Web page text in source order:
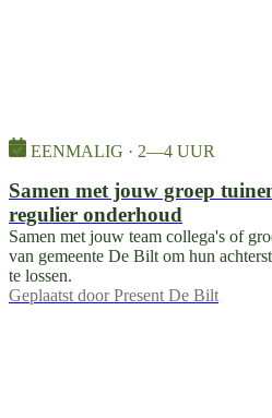
EENMALIG · 2—4 UUR
Samen met jouw groep
regulier onderhoud
Samen met jouw team collega's of
van gemeente De Bilt om hun
te lossen.
Geplaatst door Present De Bilt